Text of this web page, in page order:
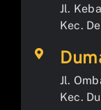
Jl.
Kec.
Jl.
Kec.